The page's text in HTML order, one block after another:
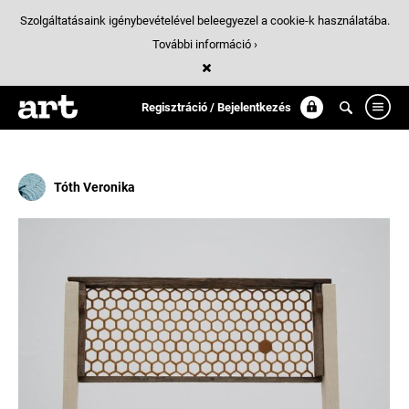
Regisztráció / Bejelentkezés
Találatok/ 1:
hatszoeg
Tóth Veronika
Szolgáltatásaink igénybevételével beleegyezel a cookie-k használatába.
További információ ›